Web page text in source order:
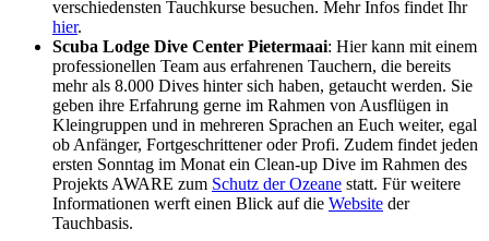
verschiedensten Tauchkurse besuchen. Mehr Infos findet Ihr
hier.
Scuba Lodge Dive Center Pietermaai: Hier kann mit einem
professionellen Team aus erfahrenen Tauchern, die bereits
mehr als 8.000 Dives hinter sich haben, getaucht werden. Sie
geben ihre Erfahrung gerne im Rahmen von Ausflügen in
Kleingruppen und in mehreren Sprachen an Euch weiter, egal
ob Anfänger, Fortgeschrittener oder Profi. Zudem findet jeden
ersten Sonntag im Monat ein Clean-up Dive im Rahmen des
Projekts AWARE zum Schutz der Ozeane statt. Für weitere
Informationen werft einen Blick auf die Website der
Tauchbasis.